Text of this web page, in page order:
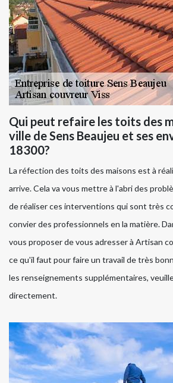
Qui peut refaire les toits des
ville de Sens Beaujeu et ses
18300?
La réfection des toits des maisons est à
arrive. Cela va vous mettre à l'abri des
de réaliser ces interventions qui sont très
convier des professionnels en la matière.
vous proposer de vous adresser à Artisan
ce qu'il faut pour faire un travail de très
les renseignements supplémentaires,
directement.